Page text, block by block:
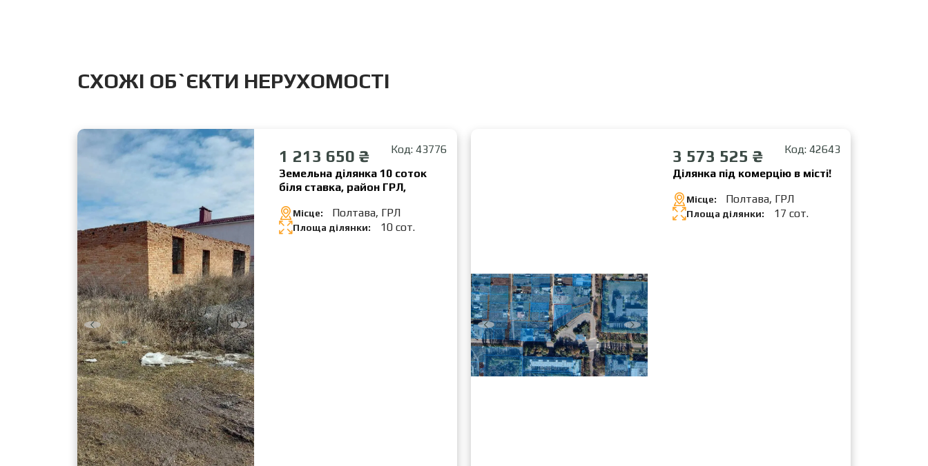
CХОЖІ ОБ`ЄКТИ НЕРУХОМОСТІ
Код: 43776
1 213 650 ₴
Земельна ділянка 10 соток
біля ставка, район ГРЛ,
Місце: Полтава, ГРЛ
Площа ділянки: 10 сот.
Код: 42643
3 573 525 ₴
Ділянка під комерцію в місті!
Місце: Полтава, ГРЛ
Площа ділянки: 17 сот.